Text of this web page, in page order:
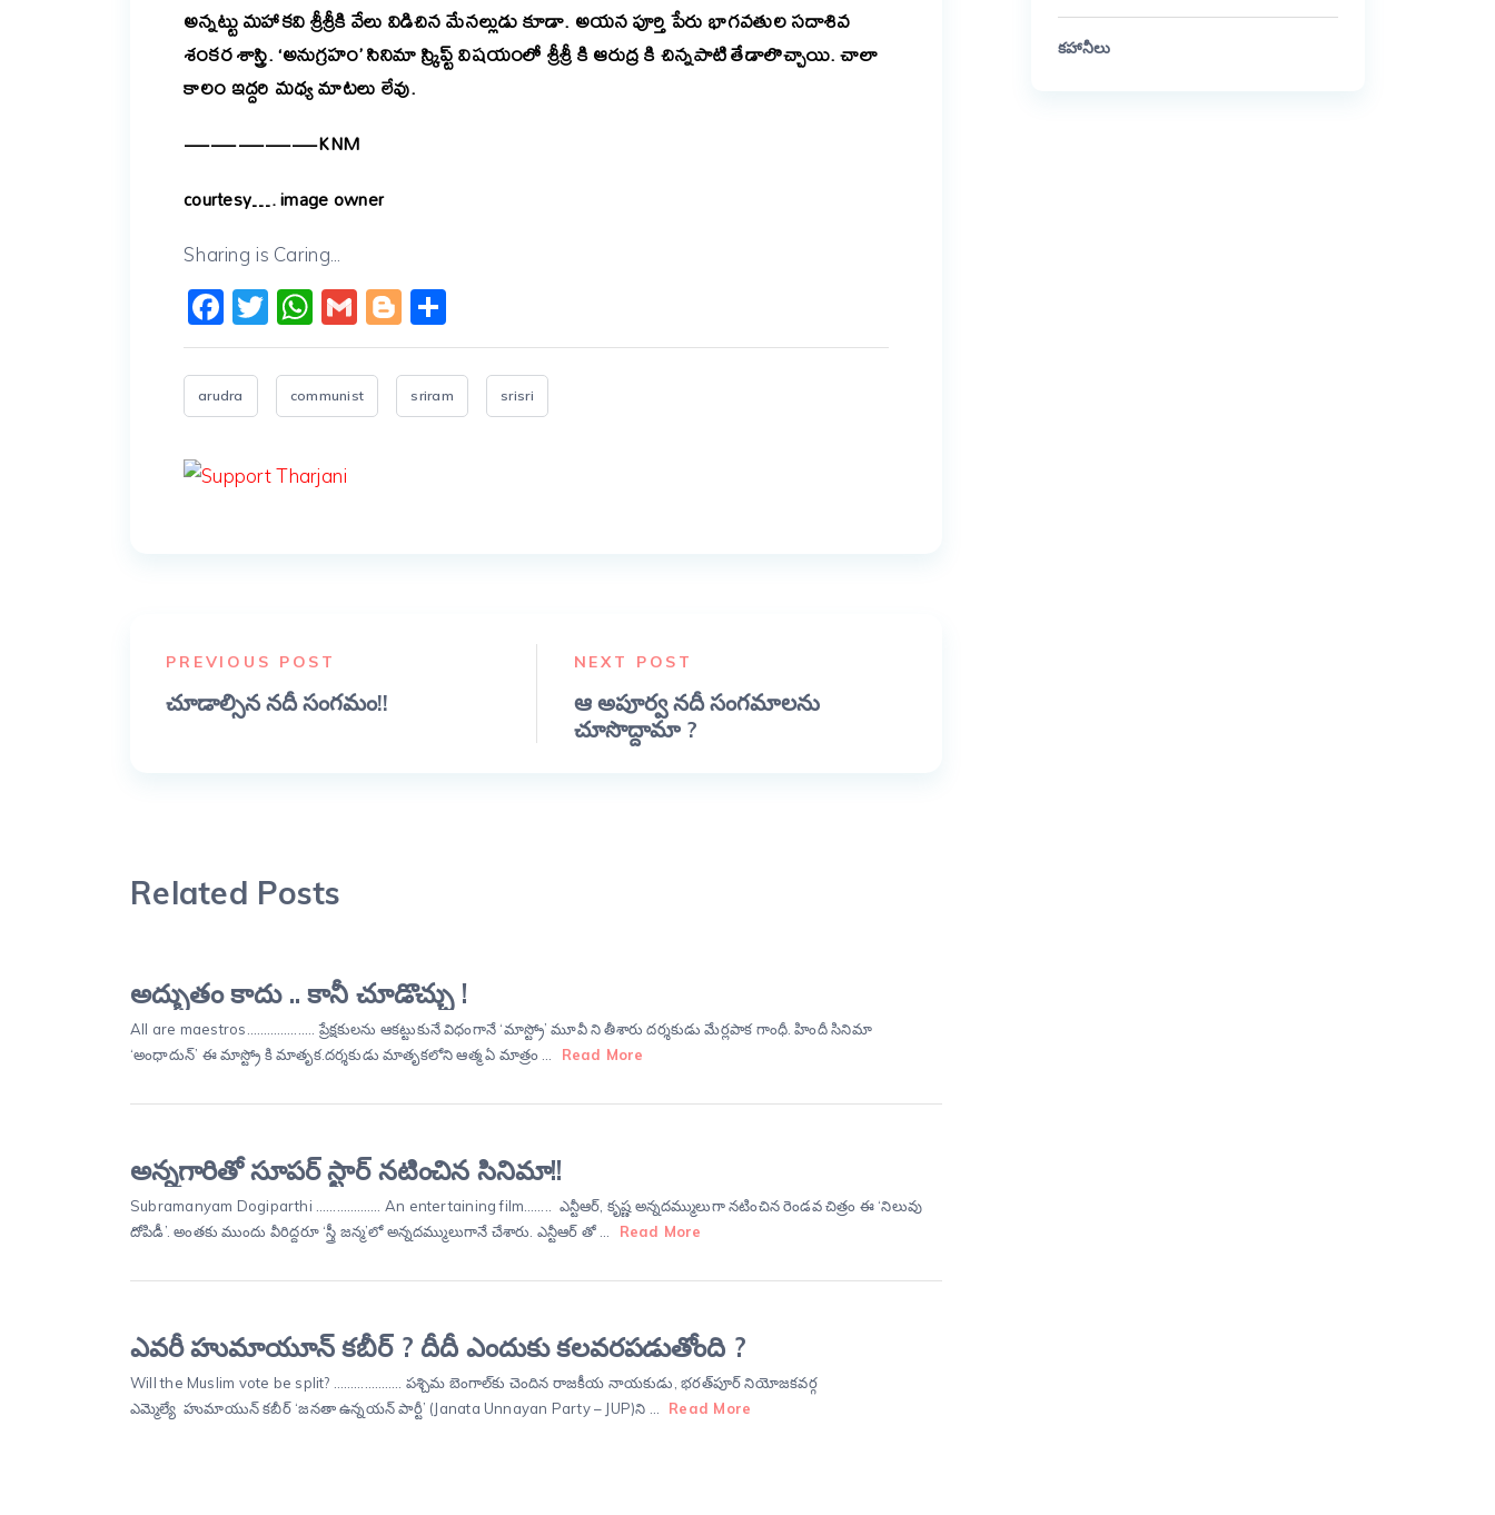
అన్నట్టు మహాకవి శ్రీశ్రీకి వేలు విడిచిన మేనల్లుడు కూడా. అయన పూర్తి పేరు భాగవతుల సదాశివ
శంకర శాస్త్రి. ‘అనుగ్రహం’ సినిమా స్క్రిప్ట్ విషయంలో శ్రీశ్రీ కి ఆరుద్ర కి చిన్నపాటి తేడాలొచ్చాయి.చాలా
కాలం ఇద్దరి మధ్య మాటలు లేవు.
—————KNM
courtesy…. image owner
Sharing is Caring...
Facebook
Twitter
WhatsApp
GmailBlogger
arudra communist sriram srisri
PREVIOUS POST
చూడాల్సిన నదీ సంగమం!!
NEXT POST
ఆ అపూర్వ నదీ సంగమాలను
చూసొద్దామా ?
Related Posts
అద్భుతం కాదు .. కానీ చూడొచ్చు !
All are maestros……………….. ప్రేక్షకులను ఆకట్టుకునే విధంగానే ‘మాస్ట్రో’ మూవీ ని తీశారు దర్శకుడు మేర్లపాక గాంధీ. హిందీ సినిమా
‘అంధాదున్’ ఈ మాస్ట్రో కి మాతృక.దర్శకుడు మాతృకలోని ఆత్మ ఏ మాత్రం …
Read More
అన్నగారితో సూపర్ స్టార్ నటించిన సినిమా!!
Subramanyam Dogiparthi ………………. An entertaining film…….. ఎన్టీఆర్, కృష్ణ అన్నదమ్ములుగా నటించిన రెండవ చిత్రం ఈ ‘నిలువు
దోపిడీ’. అంతకు ముందు వీరిద్దరూ ‘స్త్రీ జన్మ’లో అన్నదమ్ములుగానే చేశారు. ఎన్టీఆర్ తో …
Read More
ఎవరీ హుమాయూన్ కబీర్ ? దీదీ ఎందుకు కలవరపడుతోంది ?
Will the Muslim vote be split? ……………….. పశ్చిమ బెంగాల్‌కు చెందిన రాజకీయ నాయకుడు, భరత్‌పూర్ నియోజకవర్గ
ఎమ్మెల్యే హుమాయున్ కబీర్ ‘జనతా ఉన్నయన్ పార్టీ’ (Janata Unnayan Party – JUP)ని …
Read More
కహానీలు